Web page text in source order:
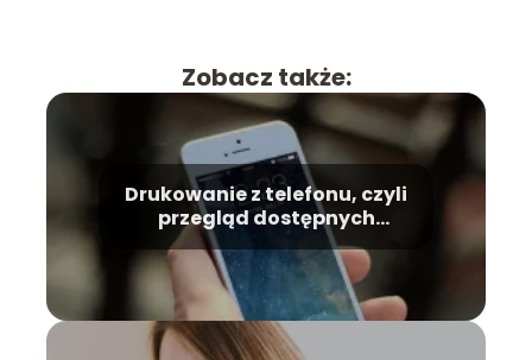
Zobacz także:
Drukowanie z telefonu, czyli
przegląd dostępnych
technologii